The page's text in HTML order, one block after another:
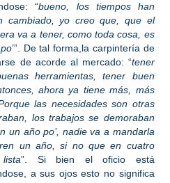
“bueno, los tiempos han
cambiado, yo creo que, que el
va a tener, como toda cosa, es
’”. De tal forma,la carpintería de
de acorde al mercado: “tener
herramientas, tener buen
ahora ya tiene más, más
las necesidades son otras
los trabajos se demoraban
un año po’, nadie va a mandarla
un año, si no que en cuatro
”. Si bien el oficio está
a sus ojos esto no significa